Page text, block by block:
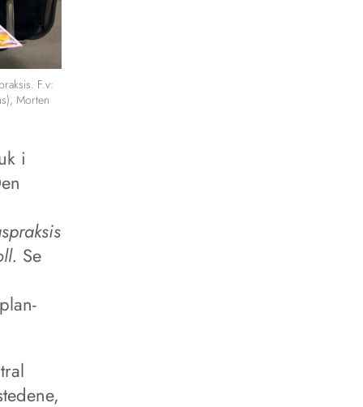
F.v:
Morten
i
Se